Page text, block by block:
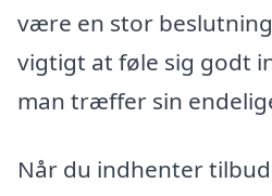
være en stor
vigtigt at føle sig godt
man træffer sin
Når du indhenter